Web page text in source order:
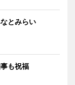
とみらい
も祝福